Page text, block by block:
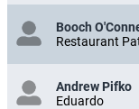
Booch
Restaurant
Andrew Pifko
Eduardo